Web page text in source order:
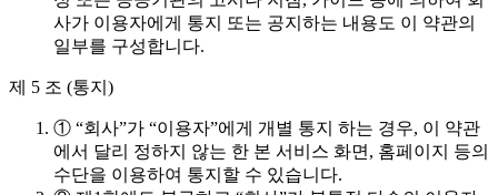
사가 이용자에게 통지 또는 공지하는 내용도 이 약관의
일부를 구성합니다.
제 5 조 (통지)
① “회사”가 “이용자”에게 개별 통지 하는 경우, 이 약관
에서 달리 정하지 않는 한 본 서비스 화면, 홈페이지 등의
수단을 이용하여 통지할 수 있습니다.